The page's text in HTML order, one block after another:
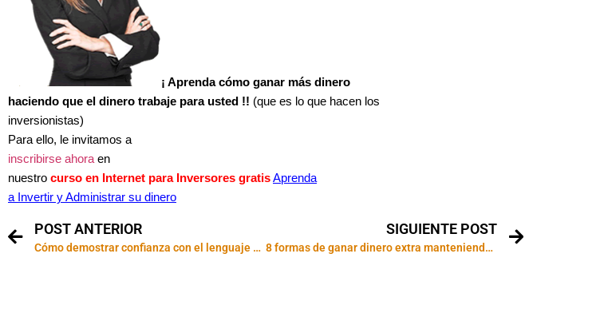
¡ Aprenda cómo ganar más dinero
haciendo que el dinero trabaje para usted !! (que es lo que hacen los
inversionistas)
Para ello, le invitamos a
inscribirse ahora en
nuestro curso en Internet para Inversores gratisAprenda
a Invertir y Administrar su dinero
POST ANTERIOR
Cómo demostrar confianza con el lenguaje corporal
SIGUIENTE POST
8 formas de ganar dinero extra manteniendo tu trabajo diario